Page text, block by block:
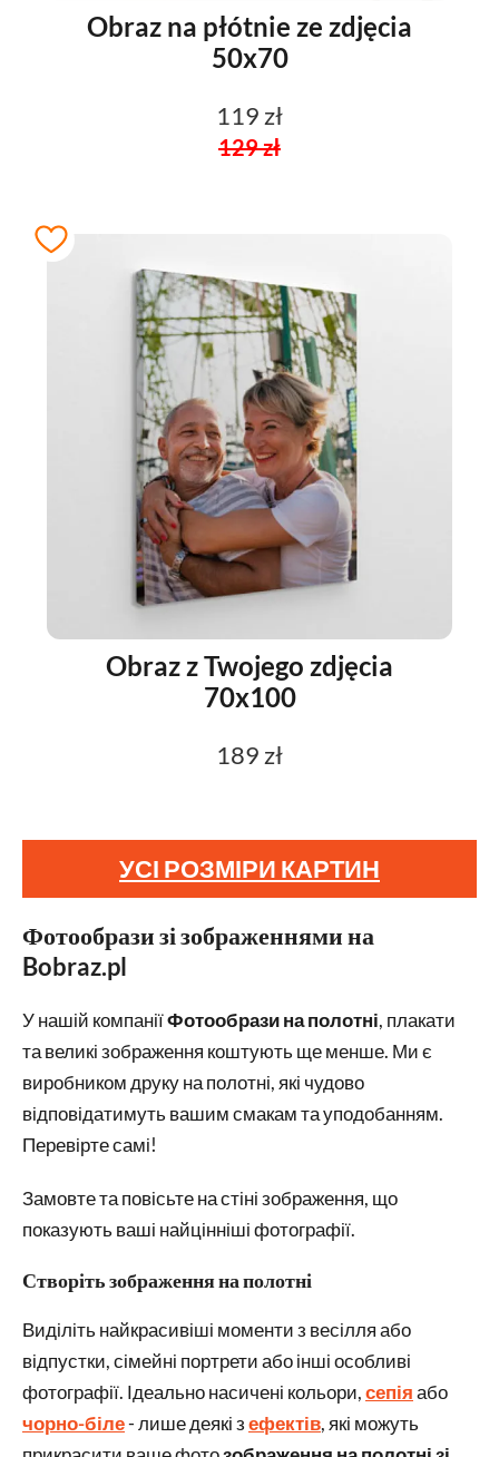
Obraz na płótnie ze zdjęcia
50x70
119 zł
129 zł
Obraz z Twojego zdjęcia
70x100
189 zł
УСІ РОЗМІРИ КАРТИН
Фотообрази зі зображеннями на
Bobraz.pl
У нашій компаніїФотообрази на полотні, плакати
та великі зображення коштують ще менше. Ми є
виробником друку на полотні, які чудово
відповідатимуть вашим смакам та уподобанням.
Перевірте самі!
Замовте та повісьте на стіні зображення, що
показують ваші найцінніші фотографії.
Створіть зображення на полотні
Виділіть найкрасивіші моменти з весілля або
відпустки, сімейні портрети або інші особливі
фотографії. Ідеально насичені кольори,сепіяабо
чорно-біле- лише деякі зефектів, які можуть